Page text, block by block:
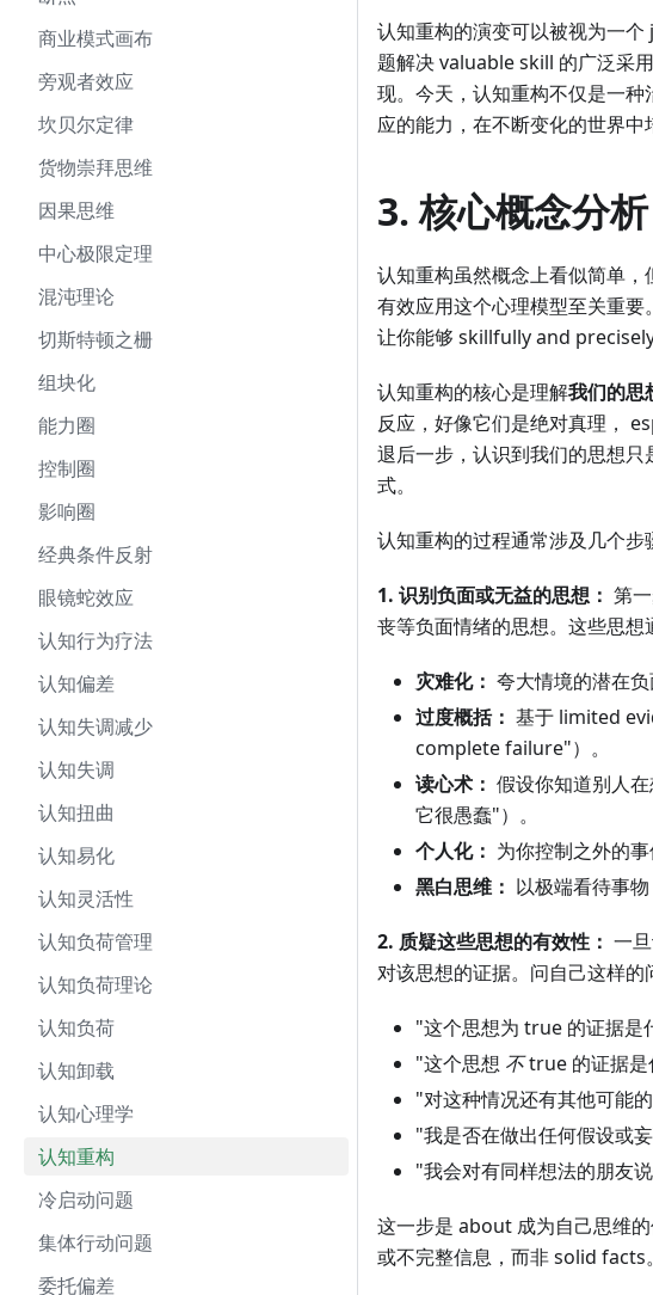
商业模式画布
旁观者效应
坎贝尔定律
货物崇拜思维
因果思维
中心极限定理
混沌理论
切斯特顿之栅
组块化
能力圈
控制圈
影响圈
经典条件反射
眼镜蛇效应
认知行为疗法
认知偏差
认知失调减少
认知失调
认知扭曲
认知易化
认知灵活性
认知负荷管理
认知负荷理论
认知负荷
认知卸载
认知心理学
认知重构
冷启动问题
集体行动问题
委托偏差
认知重构的演变可以被视为一
题解决 valuable skill 的广泛采
现。今天，认知重构不仅是一
应的能力，在不断变化的世界中
3. 核心概念分
认知重构虽然概念上看似简单
有效应用这个心理模型至关重
让你能够 skillfully and precisely
认知重构的核心是理解我们的思
反应，好像它们是绝对真理，
退后一步，认识到我们的思想
式。
认知重构的过程通常涉及几个步
1. 识别负面或无益的思想： 第
丧等负面情绪的思想。这些思想
灾难化： 夸大情境的潜在
过度概括： 基于 limited
complete failure"）。
读心术： 假设你知道别人
它很愚蠢"）。
个人化： 为你控制之外的
黑白思维： 以极端看待事
2. 质疑这些思想的有效性： 一
对该思想的证据。问自己这样的
"这个思想为 true 的证据是
"这个思想 不true 的证据是
"对这种情况还有其他可能
"我是否在做出任何假设或
"我会对有同样想法的朋友
这一步是 about 成为自己思维
或不完整信息，而非 solid facts。